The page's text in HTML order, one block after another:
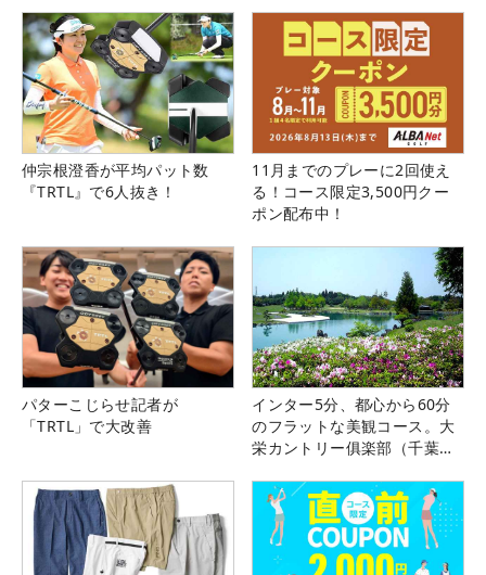
仲宗根澄香が平均パット数
『TRTL』で6人抜き！
11月までのプレーに2回使え
る！コース限定3,500円クー
ポン配布中！
パターこじらせ記者が
「TRTL」で大改善
インター5分、都心から60分
のフラットな美観コース。大
栄カントリー俱楽部（千葉